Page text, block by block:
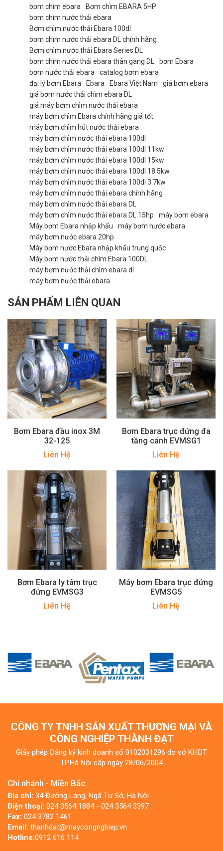
bơm chìm ebara
Bơm chìm EBARA 5HP
bơm chìm nước thải ebara
Bơm chìm nước thải Ebara 100dl
bơm chìm nước thải ebara DL chính hãng
Bơm chìm nước thải Ebara Series DL
bơm chìm nước thải ebara thân gang DL
bơm Ebara
bơm nước thải ebara
catalog bơm ebara
đại lý bơm Ebara
Ebara Ebara Việt Nam
giá bơm ebara
giá bơm nước thải chìm ebara DL
giá máy bơm chìm nước thải ebara
máy bơm chìm Ebara chính hãng giá tốt
máy bơm chìm hút nước thải ebara
máy bơm chìm nước thải ebara 100dl
máy bơm chìm nước thải ebara 100dl 11kw
máy bơm chìm nước thải ebara 100dl 15kw
máy bơm chìm nước thải ebara 100dl 18.5kw
máy bơm chìm nước thải ebara 100dl 3.7kw
máy bơm chìm nước thải ebara chính hãng
máy bơm chìm nước thải ebara DL
máy bơm chìm nước thải ebara DL 15hp
máy bơm ebara
Máy bơm Ebara nhập khẩu
máy bơm nước ebara
máy bơm nước ebara 20hp
Máy bơm nước Ebara nhập khẩu trung quốc
Máy bơm nước thải chìm Ebara 100DL
máy bơm nước thải chìm ebara dl
máy bơm nước thải ebara
SẢN PHẨM LIÊN QUAN
Bơm Ebara đầu inox 3M
32-125
Liên Hệ
Bơm Ebara trục đứng đa
tầng cánh EVMSG1
Liên Hệ
Bơm Ebara ly tâm trục
đứng EVMSG3
Liên Hệ
Máy bơm Ebara trục đứng
EVMSG5
Liên Hệ
CÔNG TY TNHH SẢN XUẤT THƯƠNG MẠI VÀ
CÔNG NGHIỆP THÀNH ĐẠT
Giấy phép Đăng ký kinh doanh số 0102031296 do sở KHĐT
TP.Hà Nội cấp ngày 28/06/2004
Chi nhánh - Miền Bắc
Địa chỉ: 34 Đường Láng, Ngã Tư Sở, Hà Nội
Điện thoại: 024 3564 1884 - 024 3564 3397
Fax: 024 3782 1461
Email: thanhdat@maycongnghiep.vn
Hotline:0912 616 114